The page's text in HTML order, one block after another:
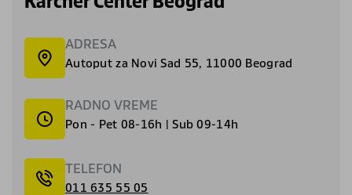
ADRESA
Autoput za Novi Sad 55, 11000 Beograd
RADNO VREME
Pon - Pet 08-16h | Sub 09-14h
TELEFON
011 635 55 05